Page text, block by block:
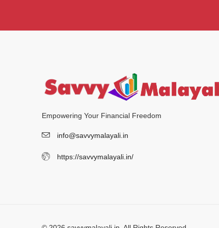
Empowering Your Financial Freedom
info@savvymalayali.in
https://savvymalayali.in/